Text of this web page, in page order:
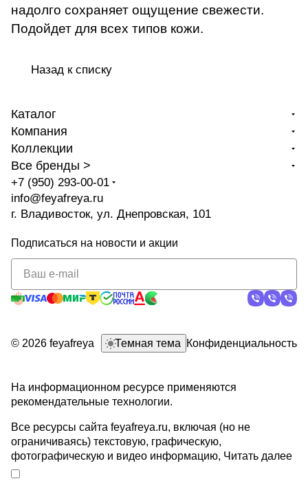
надолго сохраняет ощущение свежести.
Подойдет для всех типов кожи.
Назад к списку
Каталог
Компания
Коллекции
Все бренды >
+7 (950) 293-00-01
info@feyafreya.ru
г. Владивосток, ул. Днепровская, 101
Подписаться на новости и акции
© 2026 feyafreya Темная тема Конфиденциальность
На информационном ресурсе применяются
рекомендательные технологии.
Все ресурсы сайта feyafreya.ru, включая (но не
ограничиваясь) текстовую, графическую,
фотографическую и видео информацию, Читать далее